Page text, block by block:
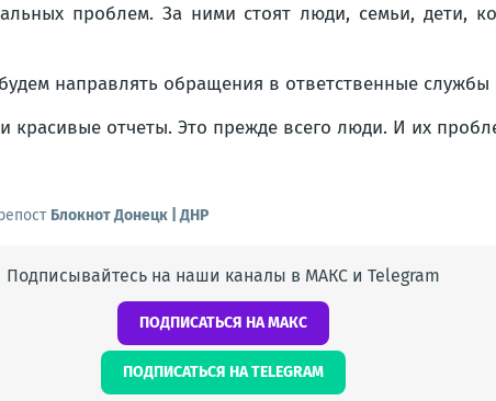
проблем. За ними стоят люди, семьи, дети,
направлять обращения в ответственные
красивые отчеты. Это прежде всего люди. И их
Блокнот Донецк | ДНР
Подписывайтесь на наши каналы в МАКС и Telegram
ПОДПИСАТЬСЯ НА МАКС
ПОДПИСАТЬСЯ НА TELEGRAM